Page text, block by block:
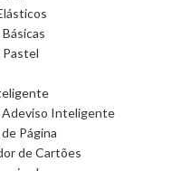
Pastel
Adeviso Inteligente
Página
de Cartões